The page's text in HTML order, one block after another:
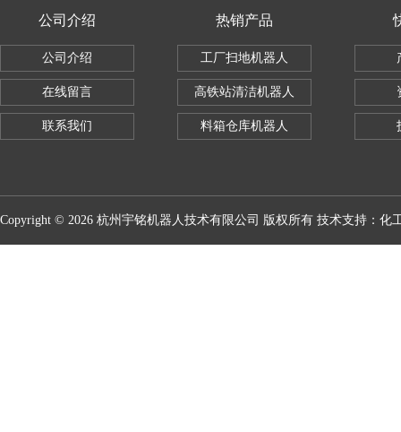
公司介绍
公司介绍
在线留言
联系我们
热销产品
工厂扫地机器人
高铁站清洁机器人
料箱仓库机器人
Copyright © 2026 杭州宇铭机器人技术有限公司 版权所有 技术支持： 化